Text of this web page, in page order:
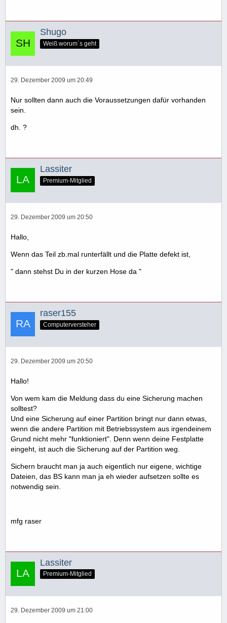
Shugo
Weiß worum´s geht
29. Dezember 2009 um 20:49
Nur sollten dann auch die Voraussetzungen dafür vorhanden
sein.
dh. ?
Lassiter
Premium-Mitglied
29. Dezember 2009 um 20:50
Hallo,
Wenn das Teil zb.mal runterfällt und die Platte defekt ist,
" dann stehst Du in der kurzen Hose da "
raser155
Computerversteher
29. Dezember 2009 um 20:50
Hallo!
Von wem kam die Meldung dass du eine Sicherung machen
solltest?
Und eine Sicherung auf einer Partition bringt nur dann etwas,
wenn die andere Partition mit Betriebssystem aus irgendeinem
Grund nicht mehr "funktioniert". Denn wenn deine Festplatte
eingeht, ist auch die Sicherung auf der Partition weg.
Sichern braucht man ja auch eigentlich nur eigene, wichtige
Dateien, das BS kann man ja eh wieder aufsetzen sollte es
notwendig sein.
mfg raser
Lassiter
Premium-Mitglied
29. Dezember 2009 um 21:00